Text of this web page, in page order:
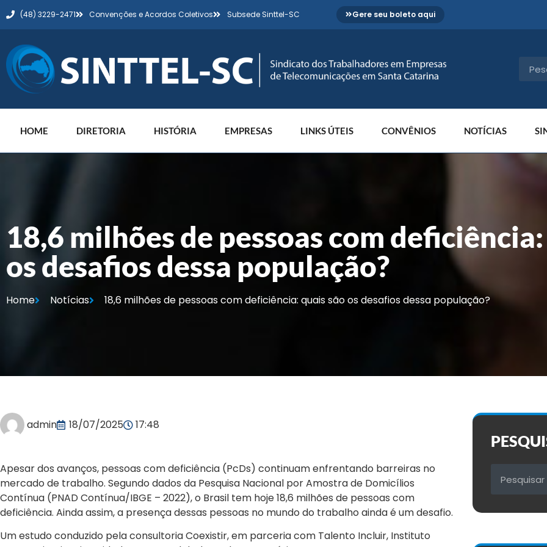
(48) 3229-2471 Convenções e Acordos Coletivos Subsede Sinttel-SC Gere seu boleto aqui
HOME DIRETORIA HISTÓRIA EMPRESAS LINKS ÚTEIS CONVÊNIOS NOTÍCIAS
18,6 milhões de pessoas com
os desafios dessa população?
Home Notícias 18,6 milhões de pessoas com deficiência: quais são os desafios dessa população?
admin 18/07/2025 17:48
Apesar dos avanços, pessoas com deficiência (PcDs) continuam enfrentando barreiras no
mercado de trabalho. Segundo dados da Pesquisa Nacional por Amostra de Domicílios
Contínua (PNAD Contínua/IBGE – 2022), o Brasil tem hoje 18,6 milhões de pessoas com
deficiência. Ainda assim, a presença dessas pessoas no mundo do trabalho ainda é um desafio.
Um estudo conduzido pela consultoria Coexistir, em parceria com Talento Incluir, Instituto